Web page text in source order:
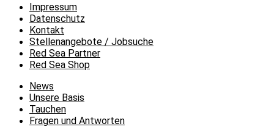
Impressum
Datenschutz
Kontakt
Stellenangebote / Jobsuche
Red Sea Partner
Red Sea Shop
News
Unsere Basis
Tauchen
Fragen und Antworten